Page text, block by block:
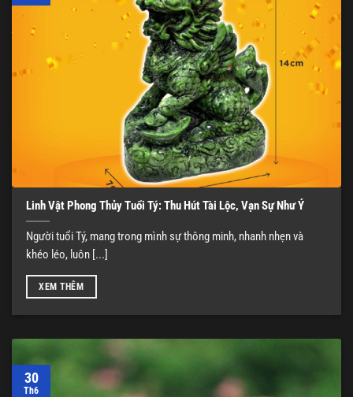
Linh Vật Phong Thủy Tuổi Tý: Thu Hút Tài Lộc, Vạn Sự Như Ý
Người tuổi Tý, mang trong mình sự thông minh, nhanh nhẹn và
khéo léo, luôn [...]
XEM THÊM
30
Th6